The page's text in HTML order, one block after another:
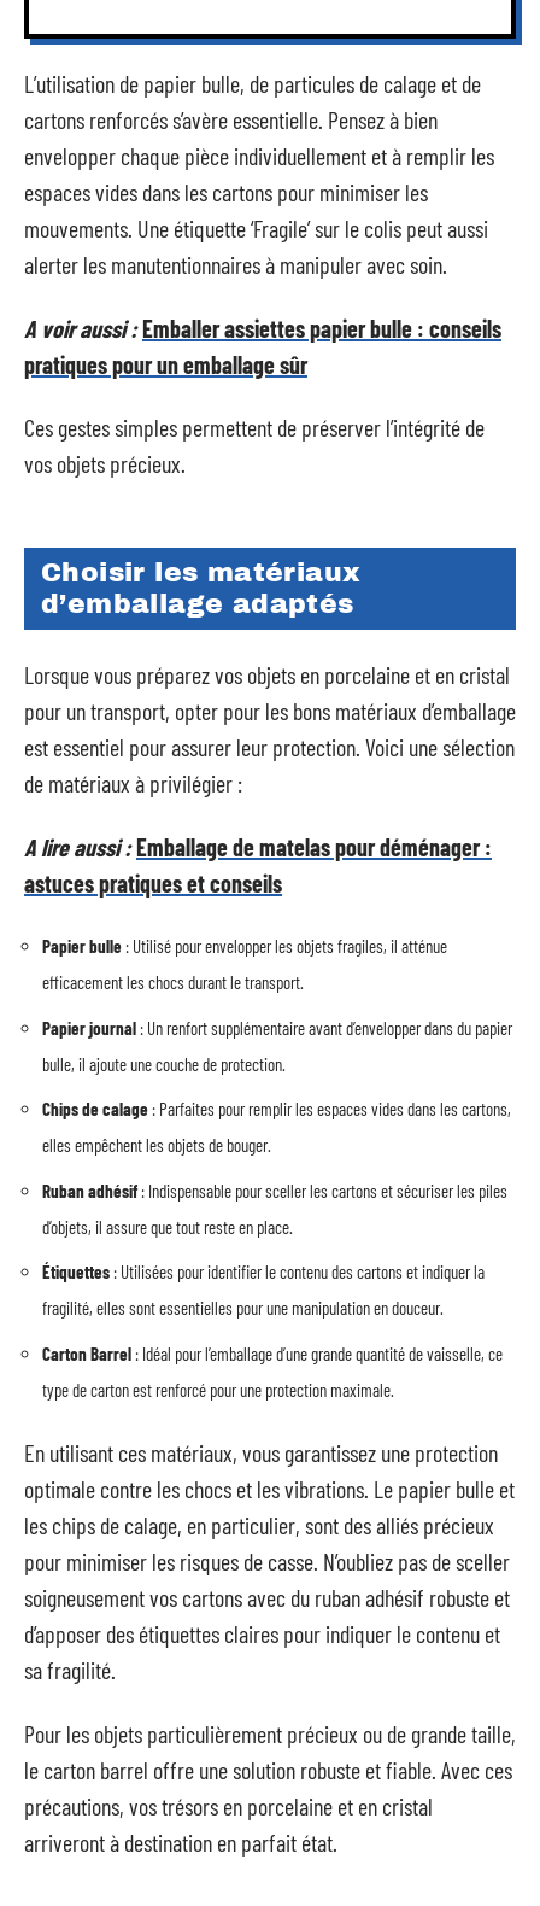
L’utilisation de papier bulle, de particules de calage et de
cartons renforcés s’avère essentielle. Pensez à bien
envelopper chaque pièce individuellement et à remplir les
espaces vides dans les cartons pour minimiser les
mouvements. Une étiquette ‘Fragile’ sur le colis peut aussi
alerter les manutentionnaires à manipuler avec soin.
A voir aussi :Emballer assiettes papier bulle : conseils
pratiques pour un emballage sûr
Ces gestes simples permettent de préserver l’intégrité de
vos objets précieux.
Choisir les matériaux
d’emballage adaptés
Lorsque vous préparez vos objets en porcelaine et en cristal
pour un transport, opter pour les bons matériaux d’emballage
est essentiel pour assurer leur protection. Voici une sélection
de matériaux à privilégier :
A lire aussi :Emballage de matelas pour déménager :
astuces pratiques et conseils
Papier bulle : Utilisé pour envelopper les objets fragiles, il atténue
efficacement les chocs durant le transport.
Papier journal : Un renfort supplémentaire avant d’envelopper dans du papier
bulle, il ajoute une couche de protection.
Chips de calage : Parfaites pour remplir les espaces vides dans les cartons,
elles empêchent les objets de bouger.
Ruban adhésif: Indispensable pour sceller les cartons et sécuriser les piles
d’objets, il assure que tout reste en place.
Étiquettes : Utilisées pour identifier le contenu des cartons et indiquer la
fragilité, elles sont essentielles pour une manipulation en douceur.
Carton Barrel : Idéal pour l’emballage d’une grande quantité de vaisselle, ce
type de carton est renforcé pour une protection maximale.
En utilisant ces matériaux, vous garantissez une protection
optimale contre les chocs et les vibrations. Le papier bulle et
les chips de calage, en particulier, sont des alliés précieux
pour minimiser les risques de casse. N’oubliez pas de sceller
soigneusement vos cartons avec du ruban adhésif robuste et
d’apposer des étiquettes claires pour indiquer le contenu et
sa fragilité.
Pour les objets particulièrement précieux ou de grande taille,
le carton barrel offre une solution robuste et fiable. Avec ces
précautions, vos trésors en porcelaine et en cristal
arriveront à destination en parfait état.